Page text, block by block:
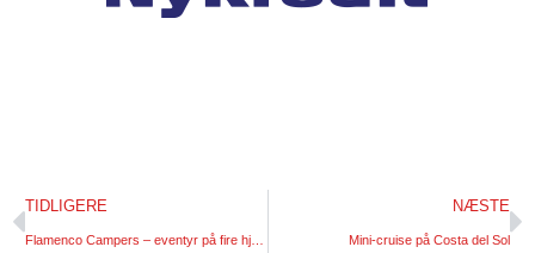
TIDLIGERE
Flamenco Campers – eventyr på fire hjul under åben himmel
NÆSTE
Mini-cruise på Costa del Sol